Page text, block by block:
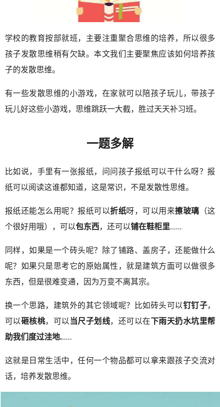
学校的教育按部就班，主要注重聚合思维的培养，所以很多
孩子发散思维稍有欠缺。本文我们主要聚焦应该如何培养孩
子的发散思维。
有一些发散思维的小游戏，在家就可以陪孩子玩儿，带孩子
玩儿好这些小游戏，思维跳跃一大截，胜过天天补习班。
一题多解
比如说，手里有一张报纸，问问孩子报纸可以干什么呀？报
纸可以阅读这谁都知道，这是常识，不是发散性思维。
报纸还能怎么用呢？报纸可以折纸呀，可以用来擦玻璃 （这
个很好用哦），可以包东西，还可以铺在鞋柜里......
同样，如果是一个砖头呢？除了铺路、盖房子，还能做什么
呢？如果只是思考它的原始属性，就是建筑方面可以做很多
东西，但是很难变通，因为万变不离其宗。
换一个思路，建筑外的其它领域呢？比如砖头可以钉钉子，
可以砸核桃，可以当尺子划线，还可以在下雨天扔水坑里帮
助我们度过洼地......
这就是日常生活中，任何一个物品都可以拿来跟孩子交流对
话，培养发散思维。